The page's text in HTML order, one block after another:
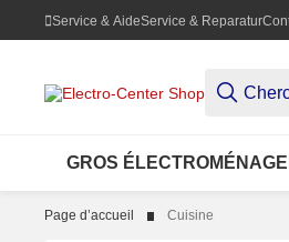
Service & AideService & Reparatur
GROS
Page d’accueil Cuisine